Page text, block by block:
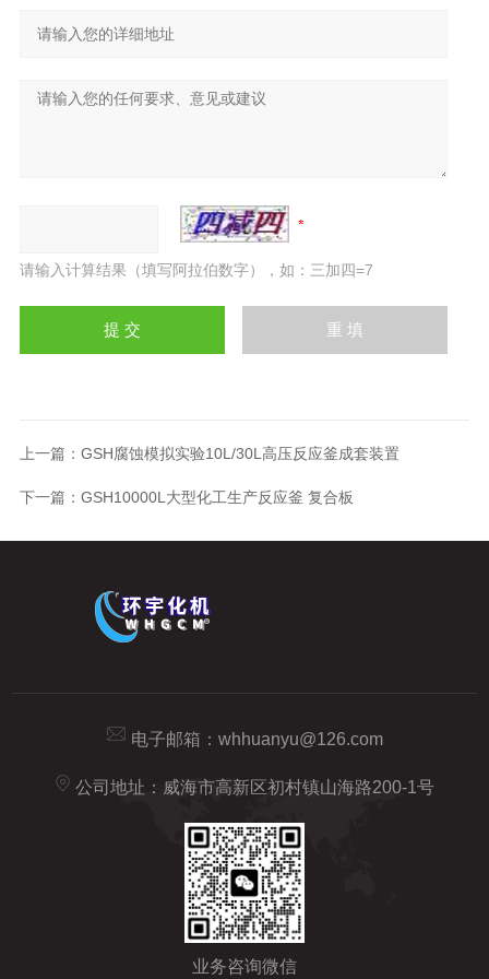
请输入计算结果（填写阿拉伯数字），如：三加四=7
上一篇： GSH腐蚀模拟实验10L/30L高压反应釜成套装置
下一篇： GSH10000L大型化工生产反应釜 复合板
电子邮箱： whhuanyu@126.com
公司地址：威海市高新区初村镇山海路200-1号
业务咨询微信